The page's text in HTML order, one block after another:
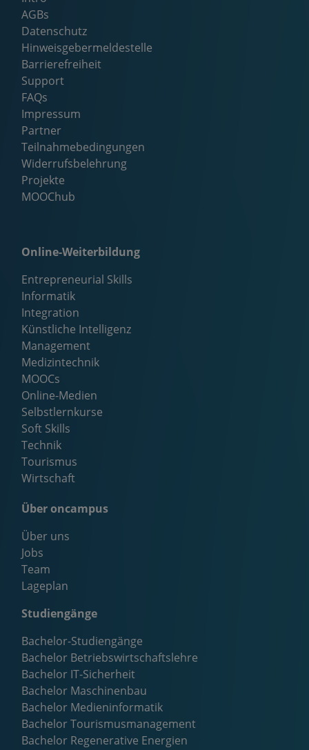
AGBs
Datenschutz
Hinweisgebermeldestelle
Barrierefreiheit
Support
FAQs
Impressum
Partner
Teilnahmebedingungen
Widerrufsbelehrung
Projekte
MOOChub
Online-Weiterbildung
Entrepreneurial Skills
Informatik
Integration
Künstliche Intelligenz
Management
Medizintechnik
MOOCs
Online-Medien
Selbstlernkurse
Soft Skills
Technik
Tourismus
Wirtschaft
Über oncampus
Über uns
Jobs
Team
Lageplan
Studiengänge
Bachelor-Studiengänge
Bachelor Betriebswirtschaftslehre
Bachelor IT-Sicherheit
Bachelor Maschinenbau
Bachelor Medieninformatik
Bachelor Tourismusmanagement
Bachelor Regenerative Energien